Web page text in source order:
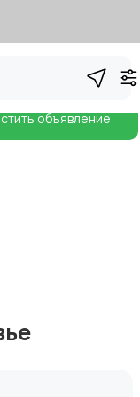
объявление